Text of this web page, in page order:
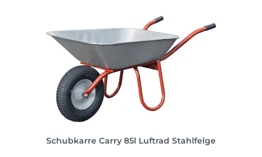
Schubkarre Carry 85l Luftrad Stahlfelge